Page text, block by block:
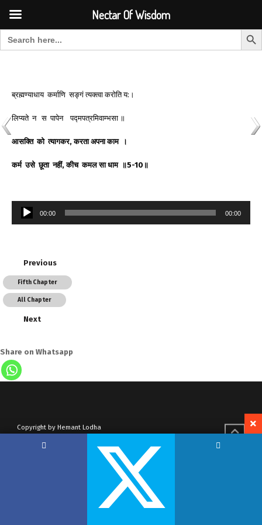
Search for: Search
ब्रह्मण्याधाय कर्माणि सङ्गं त्यक्त्वा करोति य:।
लिप्यते न स पापेन पद्मपत्रमिवाम्भसा ॥
आसक्ति को त्यागकर,करता अपना काम ।
कर्म उसे छूता नहीं,कीच कमल सा धाम ॥5-10 ॥
Audio
Player
00:00 00:00
Previous
Fifth Chapter
All Chapter
Next
Share on Whatsapp
Copyright by Hemant Lodha
Nectar Of Wisdom